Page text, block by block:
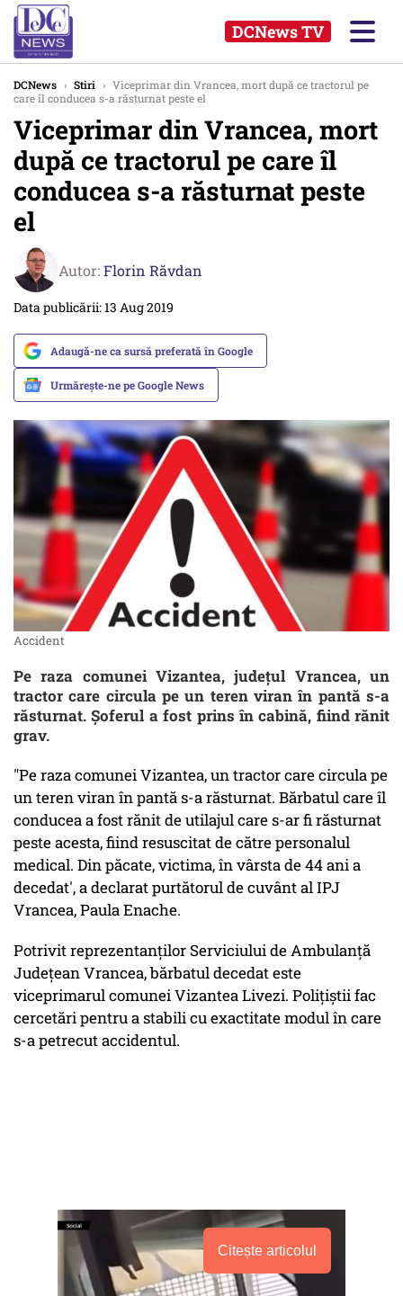
DCNews TV
DCNews › Stiri › Viceprimar din Vrancea, mort după ce tractorul pe
care îl conducea s-a răsturnat peste el
Viceprimar din Vrancea, mort
după ce tractorul pe care îl
conducea s-a răsturnat peste
el
Autor:Florin Răvdan
Data publicării: 13 Aug 2019
Adaugă-ne ca sursă preferată în Google
Urmărește-ne pe Google News
Accident
Pe raza comunei Vizantea, judeţul Vrancea, un
tractor care circula pe un teren viran în pantă s-a
răsturnat. Şoferul a fost prins în cabină, fiind rănit
grav.
"Pe raza comunei Vizantea, un tractor care circula pe
un teren viran în pantă s-a răsturnat. Bărbatul care îl
conducea a fost rănit de utilajul care s-ar fi răsturnat
peste acesta, fiind resuscitat de către personalul
medical. Din păcate, victima, în vârsta de 44 ani a
decedat', a declarat purtătorul de cuvânt al IPJ
Vrancea, Paula Enache.
Potrivit reprezentanţilor Serviciului de Ambulanţă
Judeţean Vrancea, bărbatul decedat este
viceprimarul comunei Vizantea Livezi. Poliţiştii fac
cercetări pentru a stabili cu exactitate modul în care
s-a petrecut accidentul.
Citește articolul